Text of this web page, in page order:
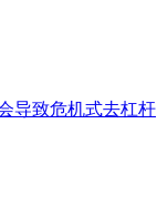
导致危机式去杠杆